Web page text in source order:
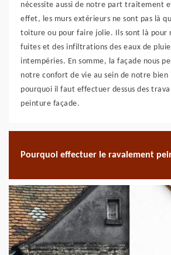
nécessite aussi de notre part traitement
effet, les murs extérieurs ne sont pas là
toiture ou pour faire jolie. Ils sont là pour
fuites et des infiltrations des eaux de
intempéries. En somme, la façade nous
notre confort de vie au sein de notre bien
pourquoi il faut effectuer dessus des
peinture façade.
Pourquoi effectuer le ravalement